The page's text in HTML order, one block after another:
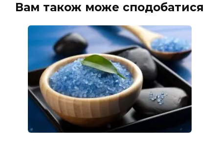
Вам також може сподобатися